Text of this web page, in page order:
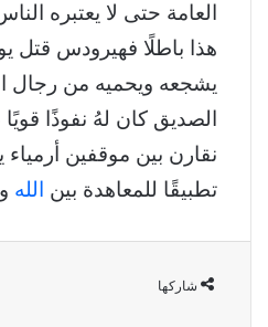
العامة حتى لا يعتبره
هذا باطلًا فهيرودس قتل
الصديق كان لهُ نفوذًا
نقارن بين موقفين أرمياء
تطبيقًا للمعاهدة بين
الله
شاركها